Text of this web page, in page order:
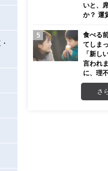
いと、
か？ 運
食べる
てしま
「新し
言われ
に、理
さ